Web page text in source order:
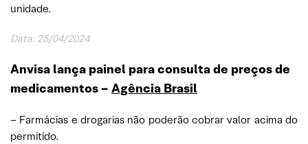
unidade.
Data: 25/04/2024
Anvisa lança painel para consulta de preços de
medicamentos – Agência Brasil
– Farmácias e drogarias não poderão cobrar valor acima do
permitido.